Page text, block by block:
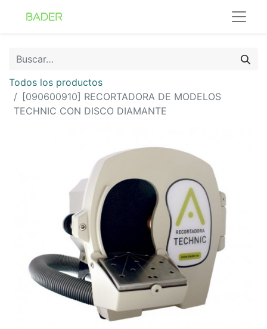
Todos los productos
[090600910] RECORTADORA DE MODELOS
TECHNIC CON DISCO DIAMANTE